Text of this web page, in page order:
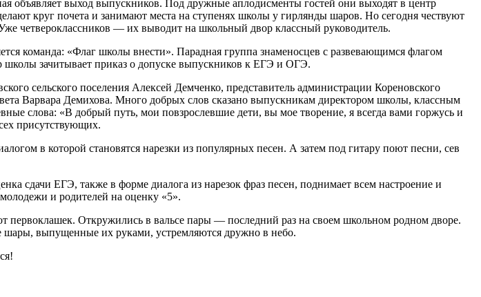
объявляет выход выпускников. Под дружные аплодисменты гостей они выходят в центр
круг почета и занимают места на ступенях школы у гирлянды шаров. Но сегодня чествуют
четвероклассников — их выводит на школьный двор классный руководитель.
команда: «Флаг школы внести». Парадная группа знаменосцев с развевающимся флагом
школы зачитывает приказ о допуске выпускников к ЕГЭ и ОГЭ.
сельского поселения Алексей Демченко, представитель администрации Кореновского
Варвара Демихова. Много добрых слов сказано выпускникам директором школы, классным
слова: «В добрый путь, мои повзрослевшие дети, вы мое творение, я всегда вами горжусь и
присутствующих.
в которой становятся нарезки из популярных песен. А затем под гитару поют песни, сев
сдачи ЕГЭ, также в форме диалога из нарезок фраз песен, поднимает всем настроение и
и родителей на оценку «5».
Откружились в вальсе пары — последний раз на своем школьном родном дворе.
выпущенные их руками, устремляются дружно в небо.